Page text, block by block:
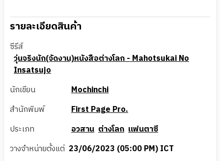
รายละเอียดสินค้า
ซีรีส์
วุ่นจริงนัก(จัดงาน)หนังสือต่างโลก - Mahotsukai No
Insatsujo
นักเขียน
Mochinchi
สำนักพิมพ์
First Page Pro.
ประเภท
อวสาน ต่างโลก แฟนตาซี
วางจำหน่ายตั้งแต่ 23/06/2023 (05:00 PM) ICT